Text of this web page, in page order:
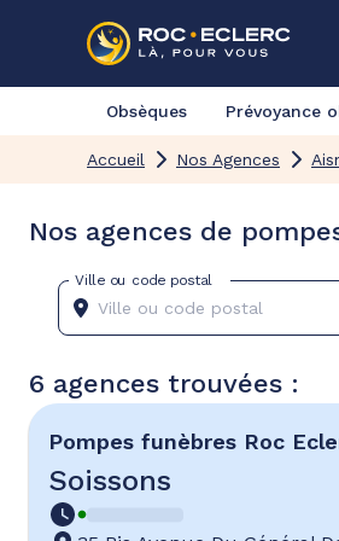
Obsèques Prévoyance
Accueil Nos Agences
Nos agences de
Ville ou code postal
6 agences trouvées :
Pompes funèbres Roc
Soissons